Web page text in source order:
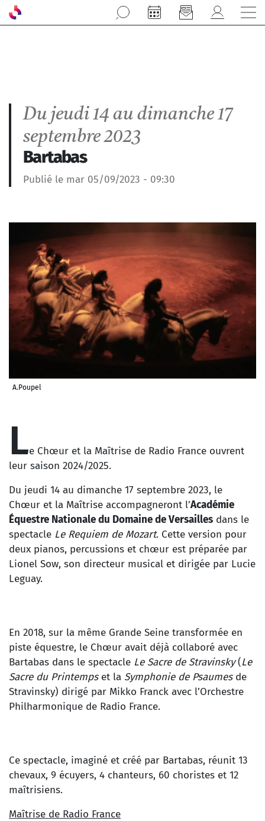
Aller au contenu principal
Du jeudi 14 au dimanche 17
septembre 2023
Bartabas
Publié le mar 05/09/2023 - 09:30
A.Poupel
Le Chœur et la Maîtrise de Radio France ouvrent
leur saison 2024/2025.
Du jeudi 14 au dimanche 17 septembre 2023, le
Chœur et la Maîtrise accompagneront l’Académie
Équestre Nationale du Domaine de Versailles dans le
spectacle Le Requiem de Mozart. Cette version pour
deux pianos, percussions et chœur est préparée par
Lionel Sow, son directeur musical et dirigée par Lucie
Leguay.
En 2018, sur la même Grande Seine transformée en
piste équestre, le Chœur avait déjà collaboré avec
Bartabas dans le spectacle Le Sacre de Stravinsky(Le
Sacre du Printempset la Symphonie de Psaumesde
Stravinsky) dirigé par Mikko Franck avec l’Orchestre
Philharmonique de Radio France.
Ce spectacle, imaginé et créé par Bartabas, réunit 13
chevaux, 9 écuyers, 4 chanteurs, 60 choristes et 12
maîtrisiens.
Maîtrise de Radio France